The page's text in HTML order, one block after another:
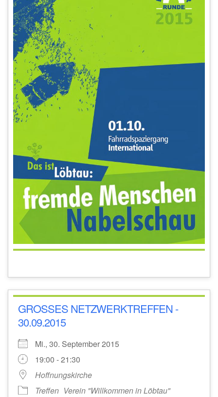
GROSSES NETZWERKTREFFEN - 3
0.09.2015
Mi., 30. September 2015
19:00 - 21:30
Hoffnungskirche
Treffen Verein "Willkommen in Löbtau"